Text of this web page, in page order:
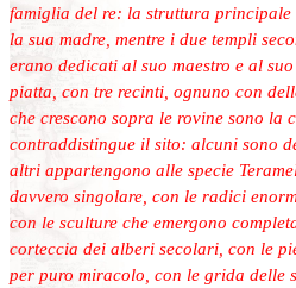
famiglia del re: la struttura
la sua madre, mentre i due templi
erano dedicati al suo maestro e al
piatta, con tre recinti, ognuno con
che crescono sopra le rovine sono la
contraddistingue il sito: alcuni sono
altri appartengono alle specie
davvero singolare, con le radici
con le sculture che emergono
corteccia dei alberi secolari, con le
per puro miracolo, con le grida delle